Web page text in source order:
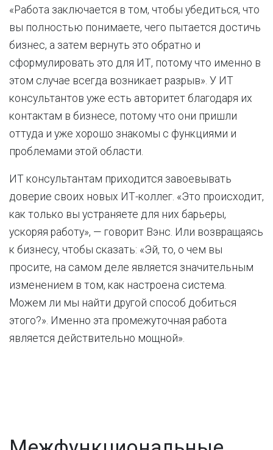
«Работа заключается в том, чтобы убедиться, что
вы полностью понимаете, чего пытается достичь
бизнес, а затем вернуть это обратно и
сформулировать это для ИТ, потому что именно в
этом случае всегда возникает разрыв». У ИТ
консультантов уже есть авторитет благодаря их
контактам в бизнесе, потому что они пришли
оттуда и уже хорошо знакомы с функциями и
проблемами этой области.
ИТ консультантам приходится завоевывать
доверие своих новых ИТ-коллег. «Это происходит,
как только вы устраняете для них барьеры,
ускоряя работу», — говорит Вэнс. Или возвращаясь
к бизнесу, чтобы сказать: «Эй, то, о чем вы
просите, на самом деле является значительным
изменением в том, как настроена система.
Можем ли мы найти другой способ добиться
этого?». Именно эта промежуточная работа
является действительно мощной».